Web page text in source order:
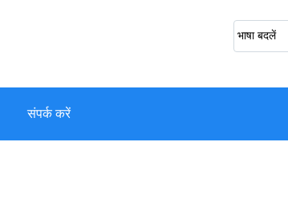
भाषा बदलें
संपर्क करें